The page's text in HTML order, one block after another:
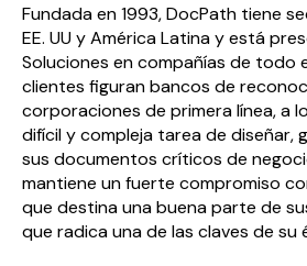
Fundada en 1993, DocPath tiene
EE. UU y América Latina y está
Soluciones en compañías de todo
clientes figuran bancos de
corporaciones de primera línea, a
difícil y compleja tarea de diseñar,
sus documentos críticos de
mantiene un fuerte compromiso
que destina una buena parte de
que radica una de las claves de su